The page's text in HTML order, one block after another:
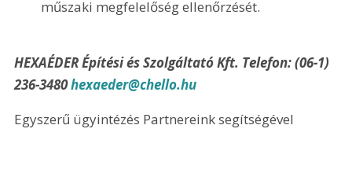
műszaki megfelelőség ellenőrzését.
HEXAÉDER Építési és Szolgáltató Kft. Telefon: (06-1)
236-3480 hexaeder@chello.hu
Egyszerű ügyintézés Partnereink segítségével